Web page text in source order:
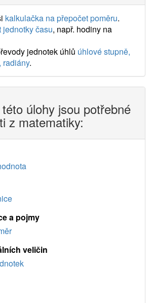
kalkulačka na přepočet poměru.
jednotky času, např. hodiny na
jednotek úhlů úhlové stupně,
radiány.
úlohy jsou potřebné
z matematiky:
a pojmy
veličin